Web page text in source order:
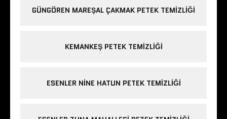
GÜNGÖREN MAREŞAL ÇAKMAK PETEK TEMIZLIĞI
KEMANKEŞ PETEK TEMIZLIĞI
ESENLER NINE HATUN PETEK TEMIZLIĞI